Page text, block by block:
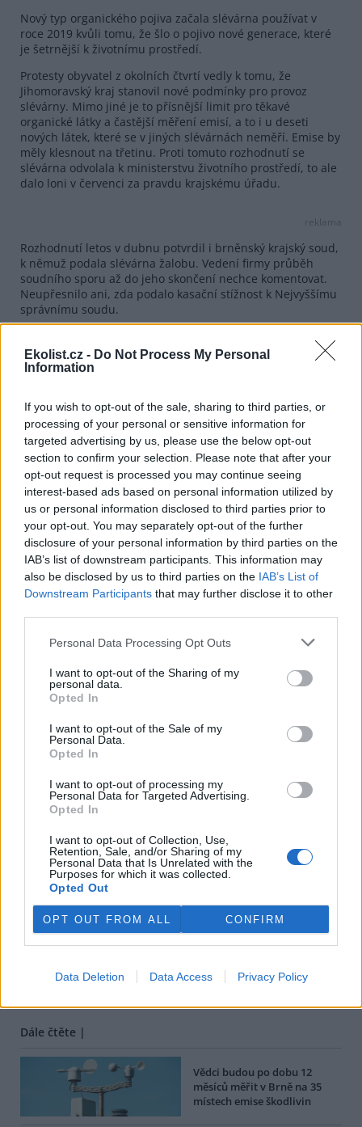
Ekolist.cz - Do Not Process My Personal
Information
If you wish to opt-out of the sale, sharing to third parties, or
processing of your personal or sensitive information for
targeted advertising by us, please use the below opt-out
section to confirm your selection. Please note that after your
opt-out request is processed you may continue seeing
interest-based ads based on personal information utilized by
us or personal information disclosed to third parties prior to
your opt-out. You may separately opt-out of the further
disclosure of your personal information by third parties on the
IAB’s list of downstream participants. This information may
also be disclosed by us to third parties on the IAB’s List of
Downstream Participants that may further disclose it to other
Personal Data Processing Opt Outs
I want to opt-out of the Sharing of my
personal data.
Opted In
I want to opt-out of the Sale of my
Personal Data.
Opted In
I want to opt-out of processing my
Personal Data for Targeted Advertising.
Opted In
I want to opt-out of Collection, Use,
Retention, Sale, and/or Sharing of my
Personal Data that Is Unrelated with the
Purposes for which it was collected.
Opted Out
OPT OUT FROM ALL CONFIRM
Data Deletion Data Access Privacy Policy
Nový typ organického pojiva začala slévárna používat v
roce 2019 kvůli tomu, že šlo o pojivo nové generace, které
je šetrnější k životnímu prostředí.
Protesty obyvatel z okolních čtvrtí vedly k tomu, že
Jihomoravský kraj stanovil nové podmínky pro provoz
slévárny. Mimo jiné je to přísnější limit pro těkavé
organické látky a častější měření emisí, a to i u deseti
nových látek, které se v jiných slévárnách neměří. Emise by
měly klesnout na třetinu. Proti tomuto rozhodnutí se
slévárna odvolala k ministerstvu životního prostředí, to ale
dalo loni v červenci za pravdu krajskému úřadu.
reklama
Rozhodnutí letos v dubnu potvrdil i brněnský krajský soud,
k němuž podala slévárna žalobu. Vedení firmy průběh
soudního sporu až do jeho skončení nechce komentovat.
Neupřesnilo ani, zda podalo kasační stížnost k Nejvyššímu
správnímu soudu.
litiny složitých tvarů, které využívají výrobci nejen v
automobilovém průmyslu. Právě složitost těchto tvarů
odlitku dutiny. Největší množství emisí vzniká při tuhnutí
taveniny a vytloukání odlitků z formy.
Naprostá většina výroby slévárny je určená pro zahraniční
trh. Čtyři procenta odlitků ze šedé slitiny loni putovala k
tuzemským odběratelům, zejména pro traktorovou výrobu
firmy Zetor Tractors, se kterou továrna sousedí, a také do
společností Tedom a Bock.
tisknout poslat
je výslovně zakázáno bez předchozího písemného souhlasu ze
Dále čtěte |
Vědci budou po dobu 12
měsíců měřit v Brně na 35
místech emise škodlivin